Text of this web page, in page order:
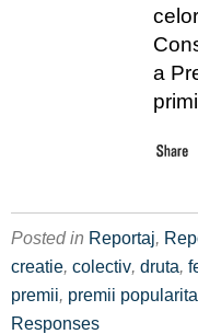
a
Posted in Reportaj,
creatie, colectiv, druta,
premii, premii
Responses